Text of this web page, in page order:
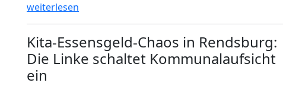
weiterlesen
Kita-Essensgeld-Chaos in Rendsburg:
Die Linke schaltet Kommunalaufsicht
ein